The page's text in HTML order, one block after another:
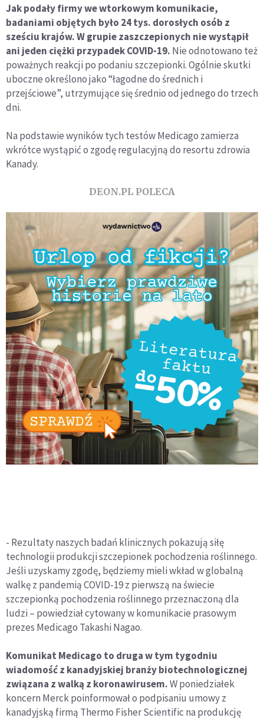
Jak podały firmy we wtorkowym komunikacie,
badaniami objętych było 24 tys. dorosłych osób z
sześciu krajów. W grupie zaszczepionych nie wystąpił
ani jeden ciężki przypadek COVID-19. Nie odnotowano też
poważnych reakcji po podaniu szczepionki. Ogólnie skutki
uboczne określono jako “łagodne do średnich i
przejściowe”, utrzymujące się średnio od jednego do trzech
dni.
Na podstawie wyników tych testów Medicago zamierza
wkrótce wystąpić o zgodę regulacyjną do resortu zdrowia
Kanady.
DEON.PL POLECA
- Rezultaty naszych badań klinicznych pokazują siłę
technologii produkcji szczepionek pochodzenia roślinnego.
Jeśli uzyskamy zgodę, będziemy mieli wkład w globalną
walkę z pandemią COVID-19 z pierwszą na świecie
szczepionką pochodzenia roślinnego przeznaczoną dla
ludzi – powiedział cytowany w komunikacie prasowym
prezes Medicago Takashi Nagao.
Komunikat Medicago to druga w tym tygodniu
wiadomość z kanadyjskiej branży biotechnologicznej
związana z walką z koronawirusem.W poniedziałek
koncern Merck poinformował o podpisaniu umowy z
kanadyjską firmą Thermo Fisher Scientific na produkcję